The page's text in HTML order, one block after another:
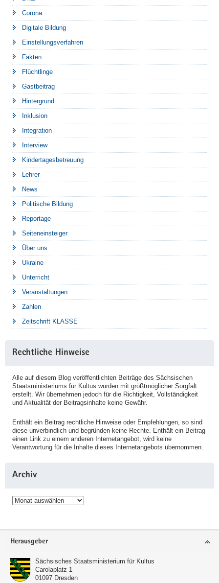
Corona
Digitale Bildung
Einstellungsverfahren
Fakten
Flüchtlinge
Gastbeitrag
Hintergrund
Inklusion
Integration
Interview
Kindertagesbetreuung
Lehrer
News
Politische Bildung
Reportage
Seiteneinsteiger
Über uns
Ukraine
Unterricht
Veranstaltungen
Zahlen
Zeitschrift KLASSE
Rechtliche Hinweise
Alle auf diesem Blog veröffentlichten Beiträge des Sächsischen
Staatsministeriums für Kultus wurden mit größtmöglicher Sorgfalt
erstellt. Wir übernehmen jedoch für die Richtigkeit, Vollständigkeit
und Aktualität der Beitragsinhalte keine Gewähr.
Enthält ein Beitrag rechtliche Hinweise oder Empfehlungen, so sind
diese unverbindlich und begründen keine Rechte. Enthält ein Beitrag
einen Link zu einem anderen Internetangebot, wird keine
Verantwortung für die Inhalte dieses Internetangebots übernommen.
Archiv
Archiv
Service
Herausgeber
Sächsisches Staatsministerium für Kultus
Carolaplatz 1
01097 Dresden